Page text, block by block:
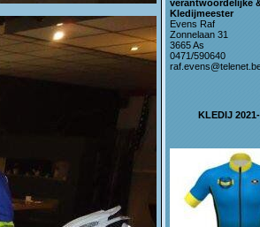
verantwoordelijke
Kledijmeester
Evens Raf
Zonnelaan 31
3665 As
0471/590640
KLEDIJ